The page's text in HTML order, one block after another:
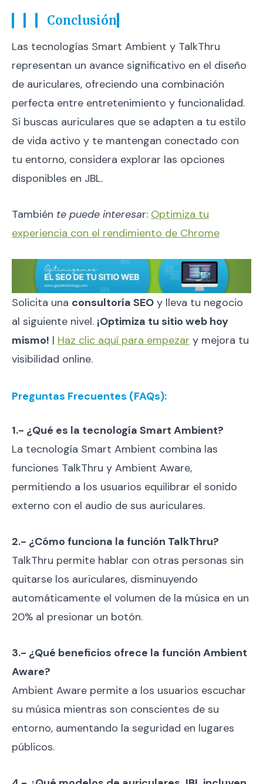
Conclusión
Las tecnologías Smart Ambient y TalkThru
representan un avance significativo en el diseño
de auriculares, ofreciendo una combinación
perfecta entre entretenimiento y funcionalidad.
Si buscas auriculares que se adapten a tu estilo
de vida activo y te mantengan conectado con
tu entorno, considera explorar las opciones
disponibles en JBL.
También te puede interesar: Optimiza tu
experiencia con el rendimiento de Chrome
Solicita una consultoría SEO y lleva tu negocio
al siguiente nivel. ¡Optimiza tu sitio web hoy
mismo! | Haz clic aquí para empezar y mejora tu
visibilidad online.
Preguntas Frecuentes (FAQs):
1.- ¿Qué es la tecnología Smart Ambient?
La tecnología Smart Ambient combina las
funciones TalkThru y Ambient Aware,
permitiendo a los usuarios equilibrar el sonido
externo con el audio de sus auriculares.
2.- ¿Cómo funciona la función TalkThru?
TalkThru permite hablar con otras personas sin
quitarse los auriculares, disminuyendo
automáticamente el volumen de la música en un
20% al presionar un botón.
3.- ¿Qué beneficios ofrece la función Ambient
Aware?
Ambient Aware permite a los usuarios escuchar
su música mientras son conscientes de su
entorno, aumentando la seguridad en lugares
públicos.